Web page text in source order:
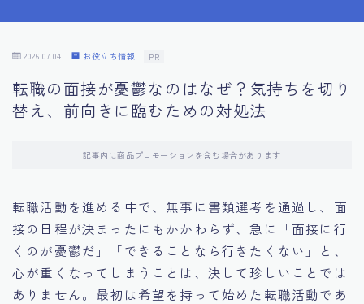
10.フィードバックを活用する方法
11.オンライン面接の成功への鍵
14.キャリアアップのための面接戦略
15.職場適応力をアピールする方法
2026.07.04 お役立ち情報 PR
転職の面接が憂鬱なのはなぜ？気持ちを切り
替え、前向きに臨むための対処法
記事内に商品プロモーションを含む場合があります
転職活動を進める中で、無事に書類選考を通過し、面
接の日程が決まったにもかかわらず、急に「面接に行
くのが憂鬱だ」「できることなら行きたくない」と、
心が重くなってしまうことは、決して珍しいことでは
ありません。最初は希望を持って始めた転職活動であ